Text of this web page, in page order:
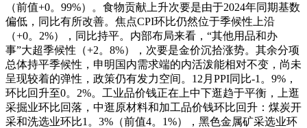
（前值+0。99%）。食物贡献上升次要是由于2024年同期基数
偏低，同比有所改善。焦点CPI环比仍然位于季候性上沿
（+0。2%），同比持平。内部布局来看，“其他用品和办
事”大超季候性（+2。8%），次要是金价沉拾涨势。其余分项
总体持平季候性，申明国内需求端的内活泼能相对不变，尚未
呈现较着的弹性，政策仍有发力空间。12月PPI同比-1。9%，
环比回升至0。2%。工业品价钱正在上中下逛趋于平衡，上逛
采掘业环比回落，中逛原材料和加工品价钱环比回升：煤炭开
采和洗选业环比1。3%（前值4。1%），黑色金属矿采选业环